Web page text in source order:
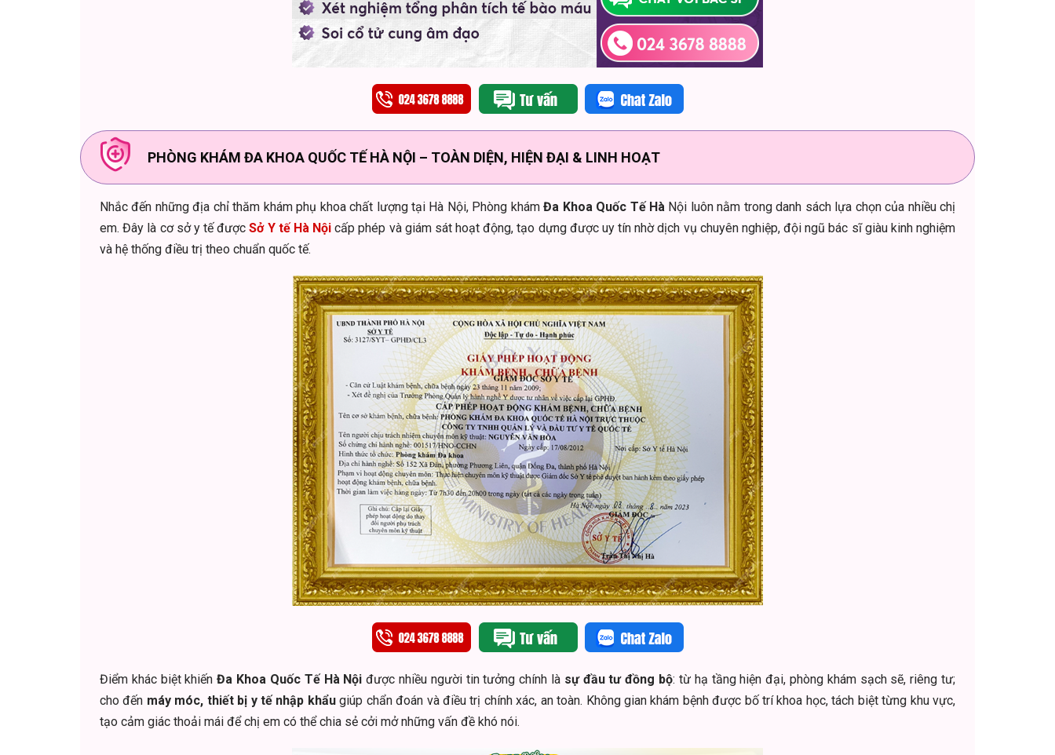
PHÒNG KHÁM ĐA KHOA QUỐC TẾ HÀ NỘI – TOÀN DIỆN, HIỆN ĐẠI & LINH HOẠT
Nhắc đến những địa chỉ thăm khám phụ khoa chất lượng tại Hà Nội, Phòng khámĐa Khoa Quốc Tế Hà Nội luôn nằm trong danh sách lựa chọn của nhiều chị
em. Đây là cơ sở y tế đượcSở Y tế Hà Nội cấp phép và giám sát hoạt động, tạo dựng được uy tín nhờ dịch vụ chuyên nghiệp, đội ngũ bác sĩ giàu kinh nghiệm
và hệ thống điều trị theo chuẩn quốc tế.
Điểm khác biệt khiếnĐa Khoa Quốc Tế Hà Nội được nhiều người tin tưởng chính là sự đầu tư đồng bộ: từ hạ tầng hiện đại, phòng khám sạch sẽ, riêng tư;
cho đến máy móc, thiết bị y tế nhập khẩugiúp chẩn đoán và điều trị chính xác, an toàn. Không gian khám bệnh được bố trí khoa học, tách biệt từng khu vực,
tạo cảm giác thoải mái để chị em có thể chia sẻ cởi mở những vấn đề khó nói.